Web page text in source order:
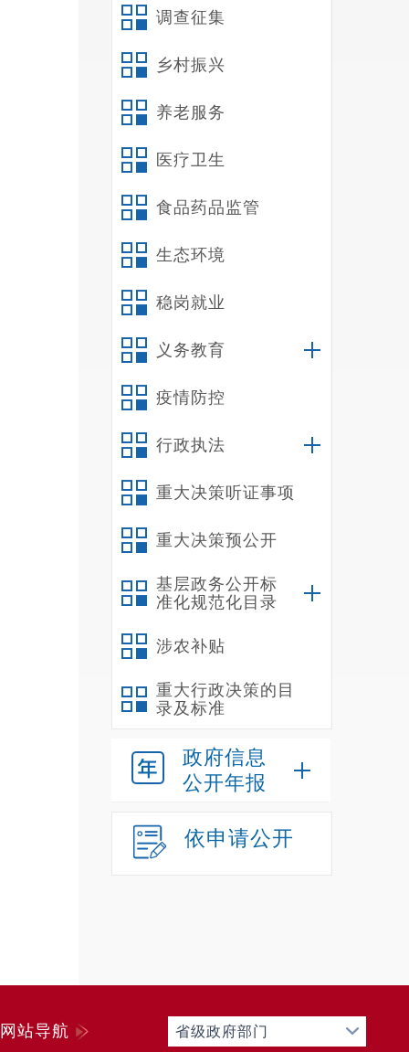
调查征集
乡村振兴
养老服务
医疗卫生
食品药品监管
生态环境
稳岗就业
义务教育
疫情防控
行政执法
重大决策听证事项
重大决策预公开
基层政务公开标
准化规范化目录
涉农补贴
重大行政决策的目
录及标准
政府信息
公开年报
依申请公开
网站导航 省级政府部门